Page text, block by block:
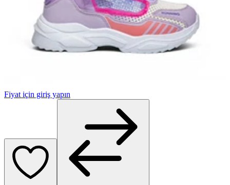
Fiyat için giriş yapın